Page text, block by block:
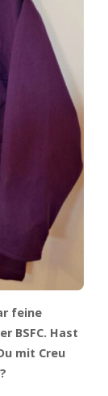
feine
BSFC. Hast
mit Creu